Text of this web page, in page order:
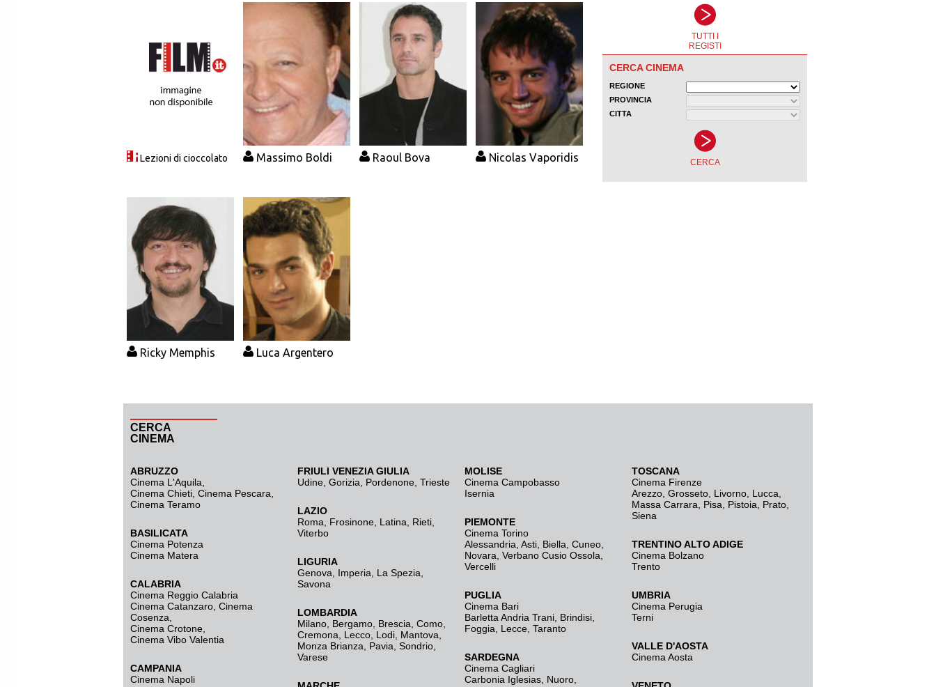
Lezioni di cioccolato Massimo Boldi Raoul Bova Nicolas Vaporidis
Ricky Memphis Luca Argentero
CERCA
CINEMA
ABRUZZO
Cinema L'Aquila
Cinema Chieti, Cinema Pescara,
Cinema Teramo
BASILICATA
Cinema Potenza
Cinema Matera
CALABRIA
Cinema Reggio Calabria
Cinema Catanzaro Cinema
Cosenza
Cinema Crotone
Cinema Vibo Valentia
CAMPANIA
Cinema Napoli
FRIULI VENEZIA GIULIA
Udine Gorizia Pordenone Trieste
LAZIO
Roma
Frosinone Latina Rieti
Viterbo
LIGURIA
Genova
Imperia La Spezia
Savona
LOMBARDIA
Milano Bergamo Brescia, Como
Cremona
Lecco Lodi Mantova
Monza Brianza
Pavia Sondrio
Varese
MOLISE
Cinema Campobasso
Isernia
PIEMONTE
Cinema Torino
Alessandria Asti Biella Cuneo
Novara Verbano Cusio Ossola
Vercelli
PUGLIA
Cinema Bari
Barletta Andria Trani Brindisi
Foggia
Lecce Taranto
SARDEGNA
Cinema Cagliari
Carbonia Iglesias Nuoro
TOSCANA
Cinema Firenze
Arezzo Grosseto Livorno Lucca
Massa Carrara
Pisa Pistoia Prato
Siena
TRENTINO ALTO ADIGE
Cinema Bolzano
Trento
UMBRIA
Cinema Perugia
Terni
VALLE D'AOSTA
Cinema Aosta